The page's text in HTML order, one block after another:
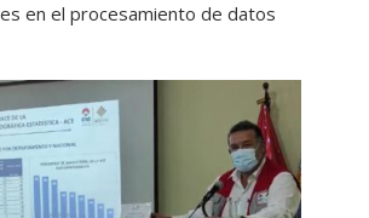
en el procesamiento de datos